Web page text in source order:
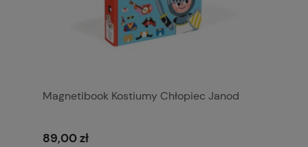
Magnetibook Kostiumy Chłopiec Janod
89,00 zł